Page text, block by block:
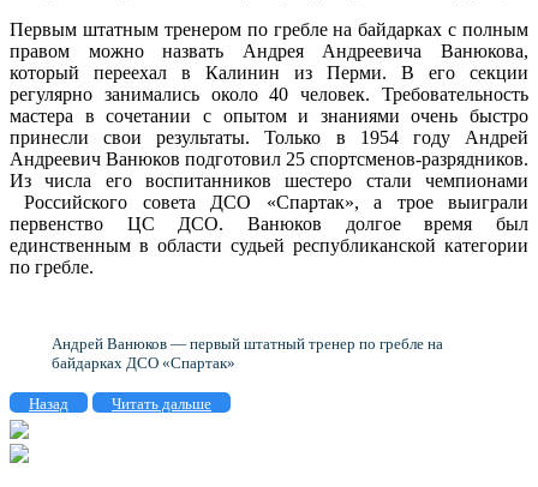
Первым штатным тренером по гребле на байдарках с полным
правом можно назвать Андрея Андреевича Ванюкова,
который переехал в Калинин из Перми. В его секции
регулярно занимались около 40 человек. Требовательность
мастера в сочетании с опытом и знаниями очень быстро
принесли свои результаты. Только в 1954 году Андрей
Андреевич Ванюков подготовил 25 спортсменов-разрядников.
Из числа его воспитанников шестеро стали чемпионами
Российского совета ДСО «Спартак», а трое выиграли
первенство ЦС ДСО. Ванюков долгое время был
единственным в области судьей республиканской категории
по гребле.
Андрей Ванюков — первый штатный тренер по гребле на
байдарках ДСО «Спартак»
Назад Читать дальше